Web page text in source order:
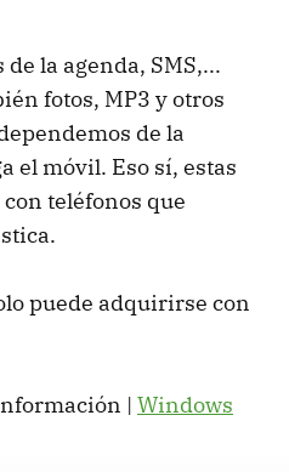
la agenda, SMS,...
fotos, MP3 y otros
de la
el móvil. Eso sí, estas
teléfonos que
puede adquirirse con
| Windows